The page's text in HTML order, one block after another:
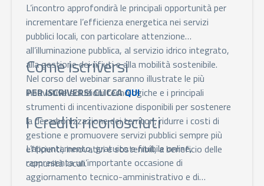
L’incontro approfondirà le principali opportunità per
incrementare l’efficienza energetica nei servizi
pubblici locali, con particolare attenzione
all’illuminazione pubblica, al servizio idrico integrato,
alla gestione dei rifiuti e alla mobilità sostenibile.
Nel corso del webinar saranno illustrate le più
innovative soluzioni tecnologiche e i principali
strumenti di incentivazione disponibili per sostenere
la decarbonizzazione dei territori, ridurre i costi di
gestione e promuovere servizi pubblici sempre più
efficienti, innovativi e sostenibili, a beneficio delle
comunità locali.
Come iscriversi
PER ISCRIVERSI CLICCAQUI
I Crediti riconosciuti
L’appuntamento, gratuito e fruibile online,
rappresenta un’importante occasione di
aggiornamento tecnico-amministrativo e di